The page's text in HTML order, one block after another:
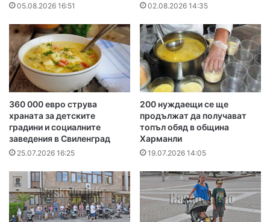
05.08.2026 16:51 02.08.2026 14:35
360 000 евро струва
храната за детските
градини и социалните
заведения в Свиленград
25.07.2026 16:25
200 нуждаещи се ще
продължат да получават
топъл обяд в община
Харманли
19.07.2026 14:05